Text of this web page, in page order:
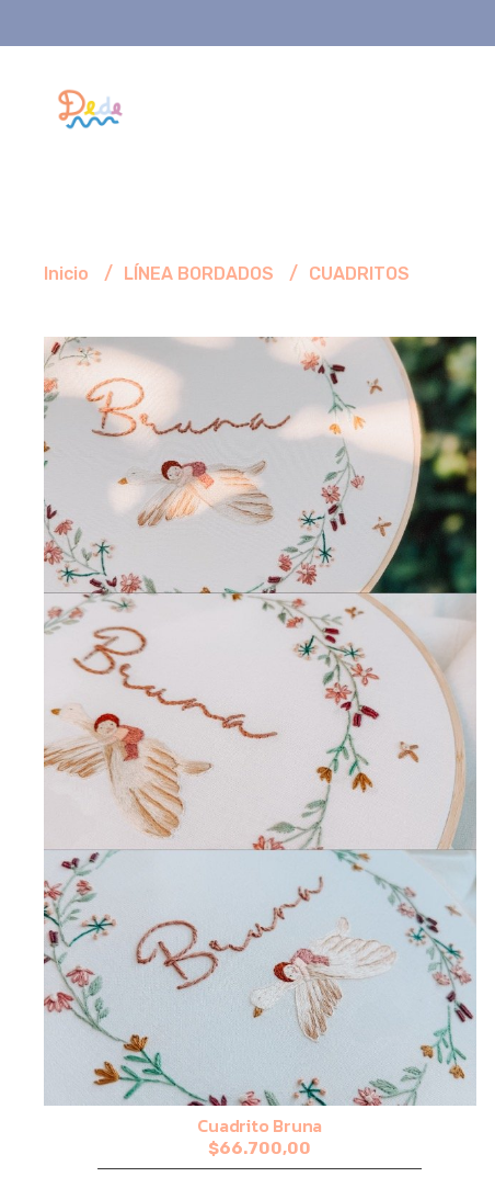
Inicio LÍNEA BORDADOS CUADRITOS
Cuadrito Bruna
$66.700,00